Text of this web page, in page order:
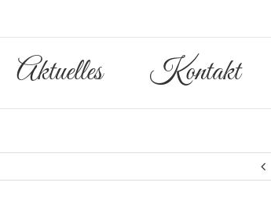
Aktuelles Kontakt